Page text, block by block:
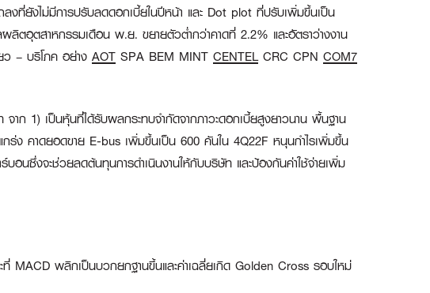
งที่ยังไม่มีการปรับลดดอกเบี้ยในปีหน้า และ Dot plot ที่ปรับเพิ่มขึ้นเป็น
ตอุตสาหกรรมเดือน พ.ย. ขยายตัวต่ำกว่าคาดที่ 2.2% และอัตราว่างงาน
– บริโภค อย่าง AOT SPA BEM MINT CENTELCRC CPN COM7
จาก 1) เป็นหุ้นที่ได้รับผลกระทบจำกัดจากภาวะดอกเบี้ยสูงยาวนาน พื้นฐาน
ร่ง คาดยอดขาย E-bus เพิ่มขึ้นเป็น 600 คันใน 4Q22F หนุนกำไรเพิ่มขึ้น
ซึ่งจะช่วยลดต้นทุนการดำเนินงานให้กับบริษัท และป้องกันค่าใช้จ่ายเพิ่ม
MACD พลิกเป็นบวกยกฐานขึ้นและค่าเฉลี่ยเกิด Golden Cross รอบใหม่